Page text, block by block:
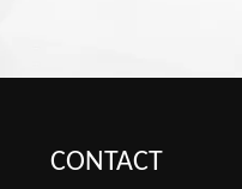
CONTACT